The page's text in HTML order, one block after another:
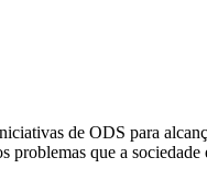
de ODS para
problemas que a